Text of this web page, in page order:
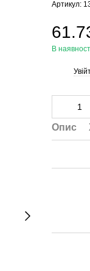
Артикул:
В
Опис